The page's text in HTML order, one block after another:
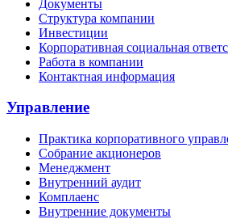
Документы
Структура компании
Инвестиции
Корпоративная социальная
Работа в компании
Контактная информация
Управление
Практика корпоративного
Собрание акционеров
Менеджмент
Внутренний аудит
Комплаенс
Внутренние документы